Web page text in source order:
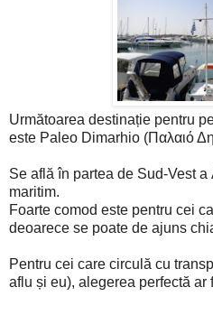
Următoarea destinație pentru
este Paleo Dimarhio (Παλαιό
Se află în partea de Sud-Vest a
maritim.
Foarte comod este pentru cei
deoarece se poate de ajuns
Pentru cei care circulă cu
aflu și eu), alegerea perfectă ar